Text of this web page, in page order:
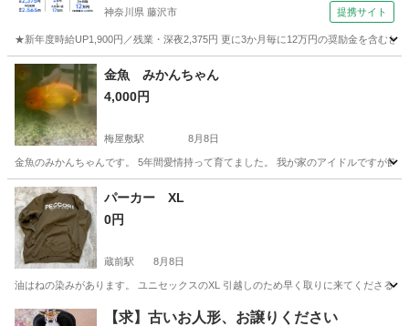
神奈川県 藤沢市 提携サイト
★新年度時給UP1,900円／残業・深夜2,375円 更に3か月毎に12万円の奨励金を含む
神奈川 藤沢市 その他
金魚 みかんちゃん
4,000円
梅屋敷駅 8月8日
金魚のみかんちゃんです。 5年間愛情持って育てました。 我が家のアイドルですが飼
東京 大田区 梅屋敷駅
パーカー XL
0円
蔵前駅 8月8日
油はねの染みがあります。 ユニセックスのXL 引越しのため早く取りに来てくださる
東京 台東区 蔵前駅 その他
【求】古いお人形、お譲りください